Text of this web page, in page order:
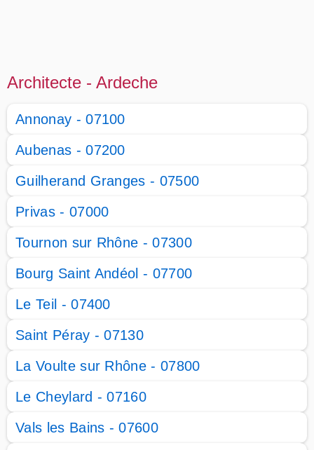
Architecte - Ardeche
Annonay - 07100
Aubenas - 07200
Guilherand Granges - 07500
Privas - 07000
Tournon sur Rhône - 07300
Bourg Saint Andéol - 07700
Le Teil - 07400
Saint Péray - 07130
La Voulte sur Rhône - 07800
Le Cheylard - 07160
Vals les Bains - 07600